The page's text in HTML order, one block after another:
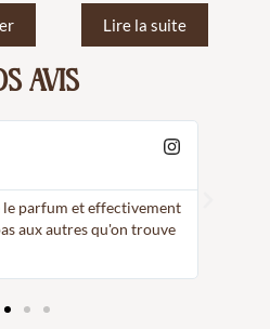
Lire la suite
AVIS
le parfum et effectivement
aux autres qu'on trouve